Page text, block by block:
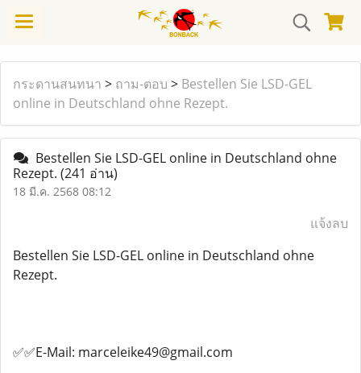
กระดานสนทนา > ถาม-ตอบ > Bestellen Sie LSD-GEL
online in Deutschland ohne Rezept.
Bestellen Sie LSD-GEL online in Deutschland ohne
Rezept. (241 อ่าน)
18 มี.ค. 2568 08:12
แจ้งลบ
Bestellen Sie LSD-GEL online in Deutschland ohne
Rezept.
✅✅E-Mail: marceleike49@gmail.com